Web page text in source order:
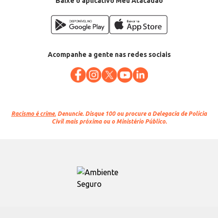
Acompanhe a gente nas redes sociais
Racismo é crime. Denuncie. Disque 100 ou procure a Delegacia de Polícia
Civil mais próxima ou o Ministério Público.